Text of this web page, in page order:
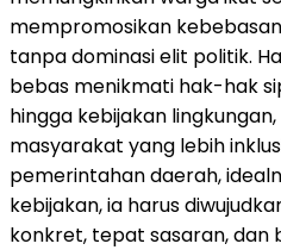
mempromosikan
tanpa dominasi elit politik.
bebas menikmati hak-hak
hingga kebijakan
masyarakat yang lebih
pemerintahan daerah,
kebijakan, ia harus
konkret, tepat sasaran, dan